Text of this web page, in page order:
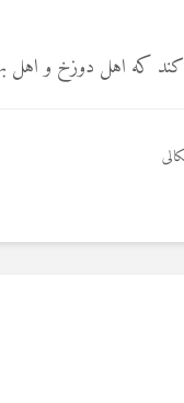
که‌ اهل دوزخ و اهل